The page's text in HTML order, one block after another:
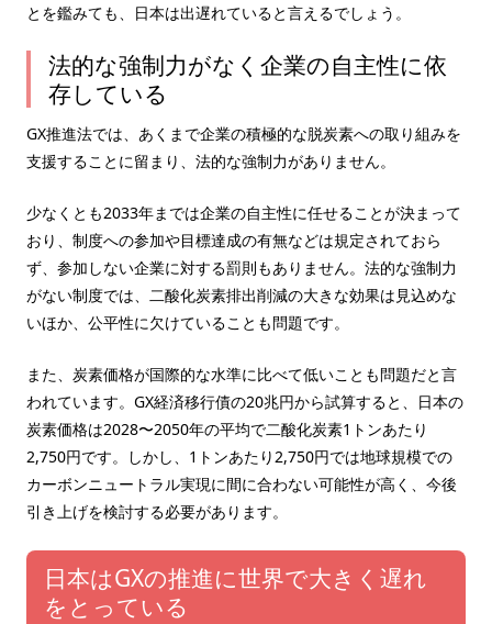
とを鑑みても、日本は出遅れていると言えるでしょう。
法的な強制力がなく企業の自主性に依
存している
GX推進法では、あくまで企業の積極的な脱炭素への取り組みを
支援することに留まり、法的な強制力がありません。
少なくとも2033年までは企業の自主性に任せることが決まって
おり、制度への参加や目標達成の有無などは規定されておら
ず、参加しない企業に対する罰則もありません。法的な強制力
がない制度では、二酸化炭素排出削減の大きな効果は見込めな
いほか、公平性に欠けていることも問題です。
また、炭素価格が国際的な水準に比べて低いことも問題だと言
われています。GX経済移行債の20兆円から試算すると、日本の
炭素価格は2028〜2050年の平均で二酸化炭素1トンあたり
2,750円です。しかし、1トンあたり2,750円では地球規模での
カーボンニュートラル実現に間に合わない可能性が高く、今後
引き上げを検討する必要があります。
日本はGXの推進に世界で大きく遅れ
をとっている